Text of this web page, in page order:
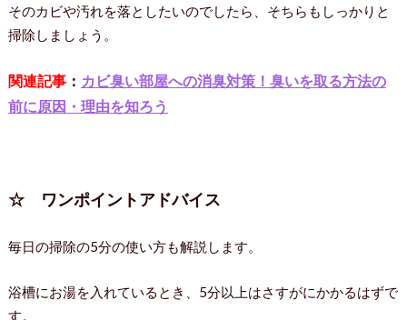
そのカビや汚れを落としたいのでしたら、そちらもしっかりと
掃除しましょう。
関連記事： カビ臭い部屋への消臭対策！臭いを取る方法の
前に原因・理由を知ろう
☆ ワンポイントアドバイス
毎日の掃除の5分の使い方も解説します。
浴槽にお湯を入れているとき、5分以上はさすがにかかるはずで
す。